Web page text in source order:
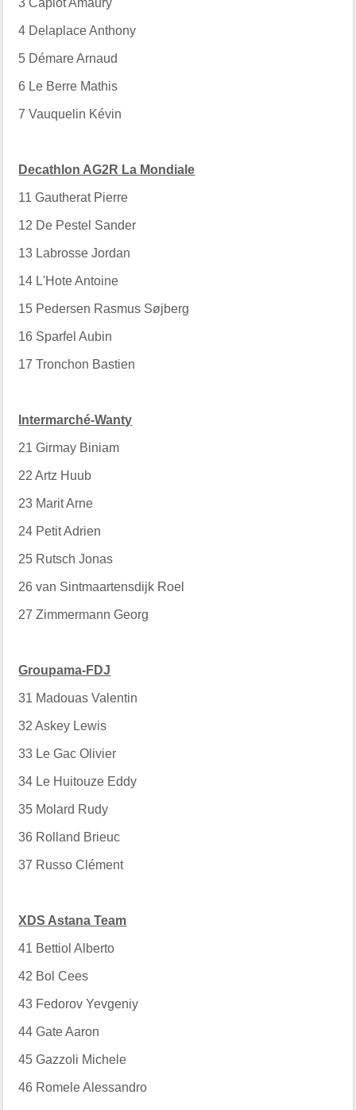
4 Delaplace Anthony
5 Démare Arnaud
6 Le Berre Mathis
7 Vauquelin Kévin
Decathlon AG2R La Mondiale
11 Gautherat Pierre
12 De Pestel Sander
13 Labrosse Jordan
14 L'Hote Antoine
15 Pedersen Rasmus Søjberg
16 Sparfel Aubin
17 Tronchon Bastien
Intermarché-Wanty
21 Girmay Biniam
22 Artz Huub
23 Marit Arne
24 Petit Adrien
25 Rutsch Jonas
26 van Sintmaartensdijk Roel
27 Zimmermann Georg
Groupama-FDJ
31 Madouas Valentin
32 Askey Lewis
33 Le Gac Olivier
34 Le Huitouze Eddy
35 Molard Rudy
36 Rolland Brieuc
37 Russo Clément
XDS Astana Team
41 Bettiol Alberto
42 Bol Cees
43 Fedorov Yevgeniy
44 Gate Aaron
45 Gazzoli Michele
46 Romele Alessandro